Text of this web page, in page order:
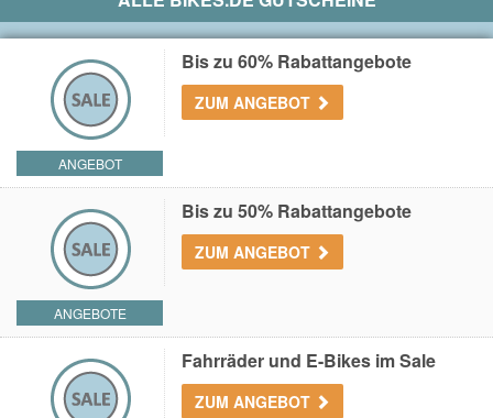
ANGEBOT
Bis zu 60% Rabattangebote
ZUM ANGEBOT
ANGEBOTE
Bis zu 50% Rabattangebote
ZUM ANGEBOT
Fahrräder und E-Bikes im Sale
ZUM ANGEBOT